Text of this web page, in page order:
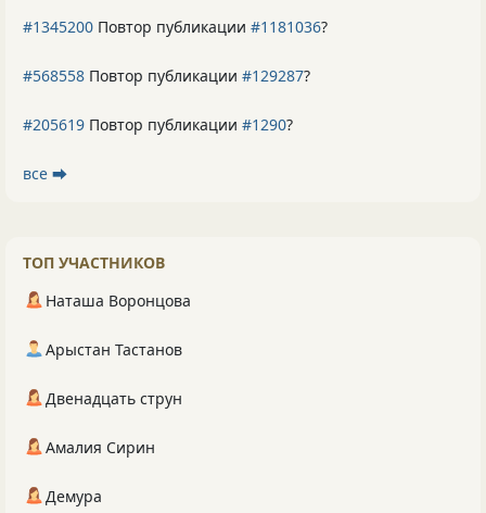
#1345200 Повтор публикации #1181036?
#568558 Повтор публикации #129287?
#205619 Повтор публикации #1290?
все ⮕
ТОП УЧАСТНИКОВ
Наташа Воронцова
Арыстан Тастанов
Двенадцать струн
Амалия Сирин
Демура